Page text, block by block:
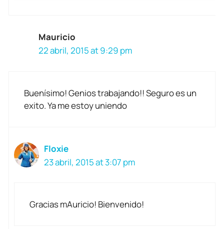
Mauricio
22 abril, 2015 at 9:29 pm
Buenísimo! Genios trabajando!! Seguro es un
exito. Ya me estoy uniendo
Floxie
23 abril, 2015 at 3:07 pm
Gracias mAuricio! Bienvenido!